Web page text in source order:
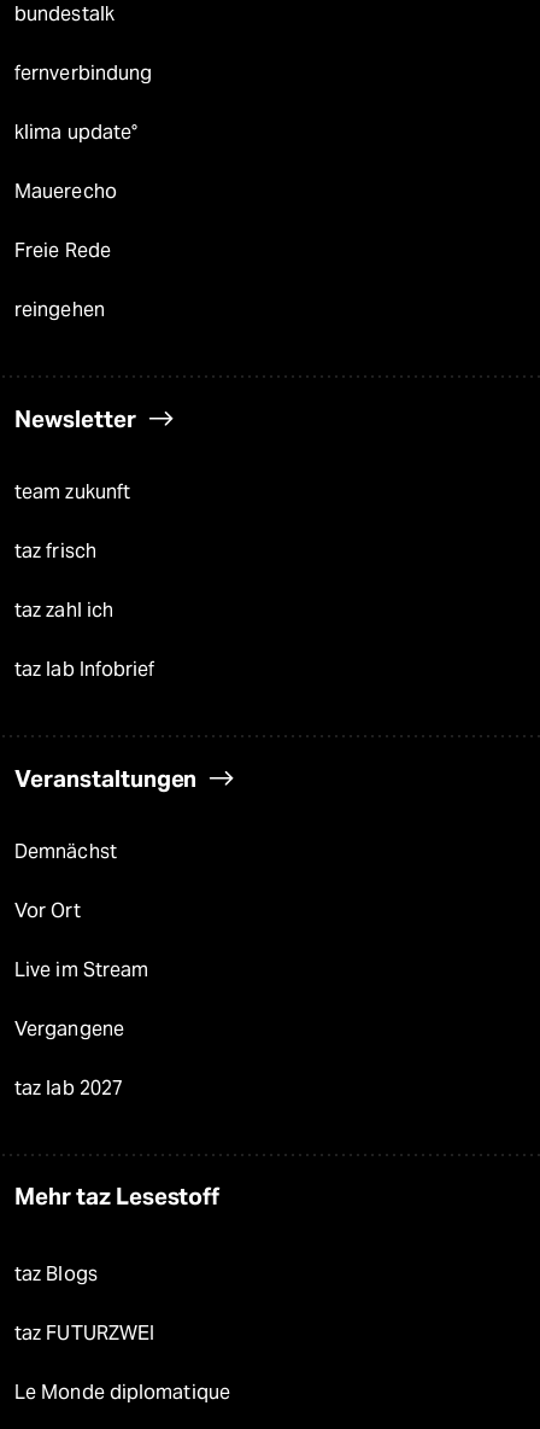
bundestalk
fernverbindung
klima update°
Mauerecho
Freie Rede
reingehen
Newsletter
team zukunft
taz frisch
taz zahl ich
taz lab Infobrief
Veranstaltungen
Demnächst
Vor Ort
Live im Stream
Vergangene
taz lab 2027
Mehr taz Lesestoff
taz Blogs
taz FUTURZWEI
Le Monde diplomatique